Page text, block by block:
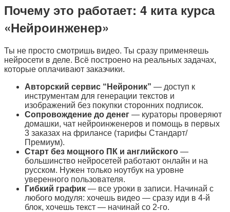
Почему это работает: 4 кита курса
«Нейроинженер»
Ты не просто смотришь видео. Ты сразу применяешь
нейросети в деле. Всё построено на реальных задачах,
которые оплачивают заказчики.
Авторский сервис “Нейроник” — доступ к
инструментам для генерации текстов и
изображений без покупки сторонних подписок.
Сопровождение до денег — кураторы проверяют
домашки, чат нейроинженеров и помощь в первых
3 заказах на фрилансе (тарифы Стандарт/
Премиум).
Старт без мощного ПК и английского —
большинство нейросетей работают онлайн и на
русском. Нужен только ноутбук на уровне
уверенного пользователя.
Гибкий график — все уроки в записи. Начинай с
любого модуля: хочешь видео — сразу иди в 4-й
блок, хочешь текст — начинай со 2-го.